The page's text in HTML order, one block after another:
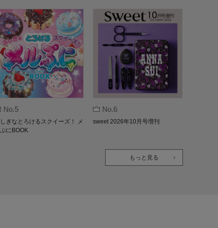
No.5
ぎなとろけるスクイーズ！ メ
にBOOK
No.6
sweet 2026年10月号増刊
もっと見る